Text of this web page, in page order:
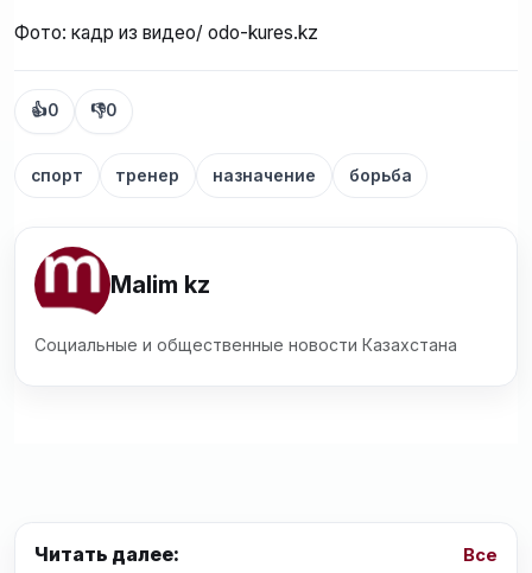
Фото: кадр из видео/ odo-kures.kz
👍0 👎0
спорт тренер назначение борьба
Malim kz
Социальные и общественные новости Казахстана
Читать далее: Все